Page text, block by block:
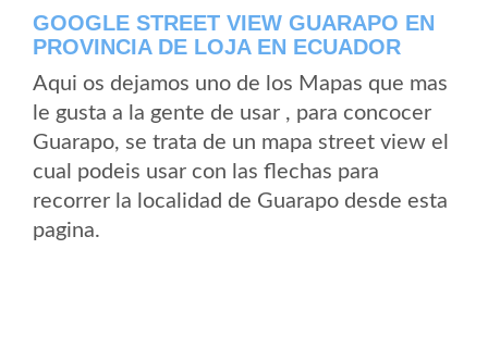
GOOGLE STREET VIEW GUARAPO EN
PROVINCIA DE LOJA EN ECUADOR
Aqui os dejamos uno de los Mapas que mas
le gusta a la gente de usar , para concocer
Guarapo, se trata de un mapa street view el
cual podeis usar con las flechas para
recorrer la localidad de Guarapo desde esta
pagina.